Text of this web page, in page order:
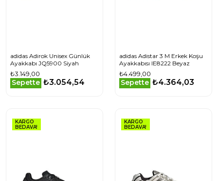
adidas Adirok Unisex Günlük
Ayakkabı JQ5900 Siyah
₺3.149,00
Sepette ₺3.054,54
adidas Adistar 3 M Erkek Koşu
Ayakkabısı IE8222 Beyaz
₺4.499,00
Sepette ₺4.364,03
KARGO
BEDAVA!
KARGO
BEDAVA!